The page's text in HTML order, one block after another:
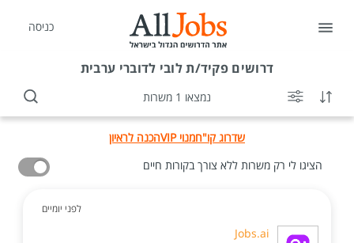
כניסה
דרושים פקיד/ת לובי לדוברי ערבית
נמצאו 1 משרות
שדרוג קו"חמנוי VIP
הכנה לראיון
הציגו לי רק משרות ללא צורך בקורות חיים
לפני יומיים
Jobs.ai